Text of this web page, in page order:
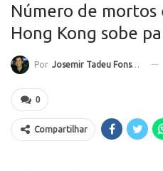
Número de mortos
Hong Kong sobe
Por Josemir Tadeu Fonseca
0
Compartilhar